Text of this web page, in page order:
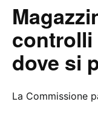
controlli
dove si
La Commissione